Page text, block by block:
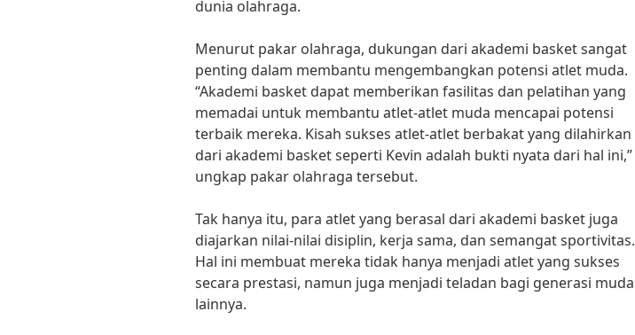
dunia olahraga.
Menurut pakar olahraga, dukungan dari akademi basket sangat
penting dalam membantu mengembangkan potensi atlet muda.
“Akademi basket dapat memberikan fasilitas dan pelatihan yang
memadai untuk membantu atlet-atlet muda mencapai potensi
terbaik mereka. Kisah sukses atlet-atlet berbakat yang dilahirkan
dari akademi basket seperti Kevin adalah bukti nyata dari hal ini,”
ungkap pakar olahraga tersebut.
Tak hanya itu, para atlet yang berasal dari akademi basket juga
diajarkan nilai-nilai disiplin, kerja sama, dan semangat sportivitas.
Hal ini membuat mereka tidak hanya menjadi atlet yang sukses
secara prestasi, namun juga menjadi teladan bagi generasi muda
lainnya.